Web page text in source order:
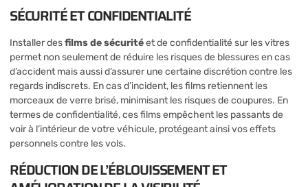
SÉCURITÉ ET CONFIDENTIALITÉ
Installer desfilms de sécuritéet de confidentialité sur les vitres
permet non seulement de réduire les risques de blessures en cas
d’accident mais aussi d’assurer une certaine discrétion contre les
regards indiscrets. En cas d’incident, les films retiennent les
morceaux de verre brisé, minimisant les risques de coupures. En
termes de confidentialité, ces films empêchent les passants de
voir à l’intérieur de votre véhicule, protégeant ainsi vos effets
personnels contre les vols.
RÉDUCTION DE L’ÉBLOUISSEMENT ET